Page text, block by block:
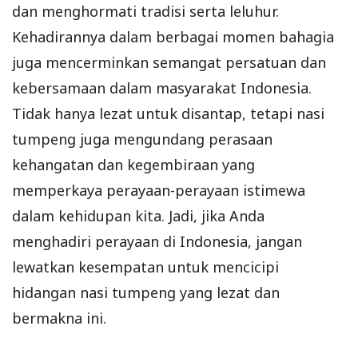
dan menghormati tradisi serta leluhur.
Kehadirannya dalam berbagai momen bahagia
juga mencerminkan semangat persatuan dan
kebersamaan dalam masyarakat Indonesia.
Tidak hanya lezat untuk disantap, tetapi nasi
tumpeng juga mengundang perasaan
kehangatan dan kegembiraan yang
memperkaya perayaan-perayaan istimewa
dalam kehidupan kita. Jadi, jika Anda
menghadiri perayaan di Indonesia, jangan
lewatkan kesempatan untuk mencicipi
hidangan nasi tumpeng yang lezat dan
bermakna ini.